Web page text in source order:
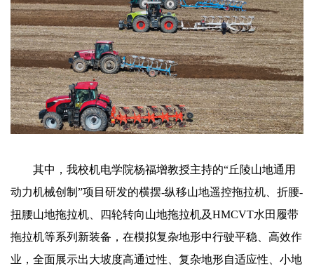
其中，我校机电学院杨福增教授主持的“丘陵山地通用
动力机械创制”项目研发的横摆-纵移山地遥控拖拉机、折腰-
扭腰山地拖拉机、四轮转向山地拖拉机及HMCVT水田履带
拖拉机等系列新装备，在模拟复杂地形中行驶平稳、高效作
业，全面展示出大坡度高通过性、复杂地形自适应性、小地